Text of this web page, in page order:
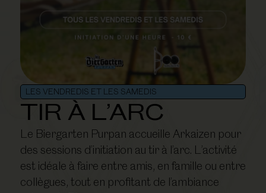
LES VENDREDIS ET LES SAMEDIS
TIR À L’ARC
Le Biergarten Purpan accueille Arkaizen pour
des sessions d’initiation au tir à l’arc. L’activité
est idéale à faire entre amis, en famille ou entre
collègues, tout en profitant de l’ambiance